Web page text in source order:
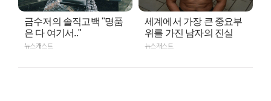
금수저의 솔직고백 "명품
은 다 여기서.."
뉴스캐스트
세계에서 가장 큰 중요부
위를 가진 남자의 진실
뉴스캐스트